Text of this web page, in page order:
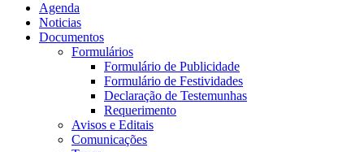
Agenda
Noticias
Documentos
Formulários
Formulário de Publicidade
Formulário de Festividades
Declaração de Testemunhas
Requerimento
Avisos e Editais
Comunicações